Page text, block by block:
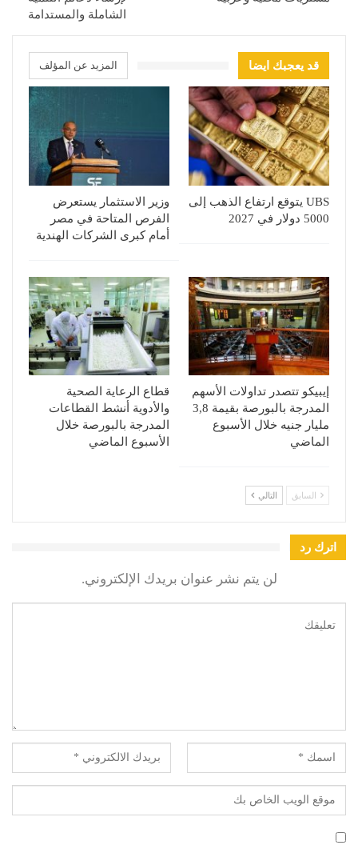
الشاملة والمستدامة
قد يعجبك ايضا المزيد عن المؤلف
UBS يتوقع ارتفاع الذهب إلى
5000 دولار في 2027
وزير الاستثمار يستعرض
الفرص المتاحة في مصر
أمام كبرى الشركات الهندية
إيبيكو تتصدر تداولات الأسهم
المدرجة بالبورصة بقيمة 3,8
مليار جنيه خلال الأسبوع
الماضي
قطاع الرعاية الصحية
والأدوية أنشط القطاعات
المدرجة بالبورصة خلال
الأسبوع الماضي
السابق التالي
اترك رد
لن يتم نشر عنوان بريدك الإلكتروني.